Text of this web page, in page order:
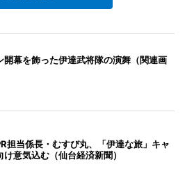
開幕を飾った伊達武将隊の演舞（関連画
担当係長・むすび丸、「伊達な旅」キャ
け意気込む（仙台経済新聞）